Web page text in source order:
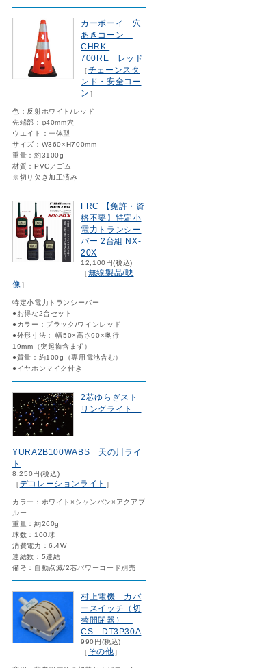
カーボーイ 穴
あきコーン
CHRK-
700RE レッド
［チェーンスタ
ンド・安全コー
ン ］
色：反射ホワイト/レッド
先端部：φ40mm穴
ウエイト：一体型
サイズ：W360×H700mm
重量：約3100g
材質：PVC／ゴム
※切り欠き加工済み
FRC 【免許・資
格不要】特定小
電力トランシー
バー 2台組 NX-
20X
12,100円(税込)
［無線製品/映
像］
特定小電力トランシーバー
●お得な2台セット
●カラー：ブラック/ワインレッド
●外形寸法： 幅50×高さ90×奥行
19mm（突起物含まず）
●質量：約100g（専用電池含む）
●イヤホンマイク付き
2芯ゆらぎスト
リングライト
YURA2B100WABS 天の川ライ
ト
8,250円(税込)
［デコレーションライト ］
カラー：ホワイト×シャンパン×アクアブ
ルー
重量：約260g
球数：100球
消費電力：6.4W
連結数：5連結
備考：自動点滅/2芯パワーコード別売
村上電機 カバ
ースイッチ（切
替開閉器）
CS DT3P30A
990円(税込)
［ その他］